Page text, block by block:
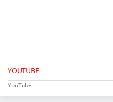
YOUTUBE
YouTube